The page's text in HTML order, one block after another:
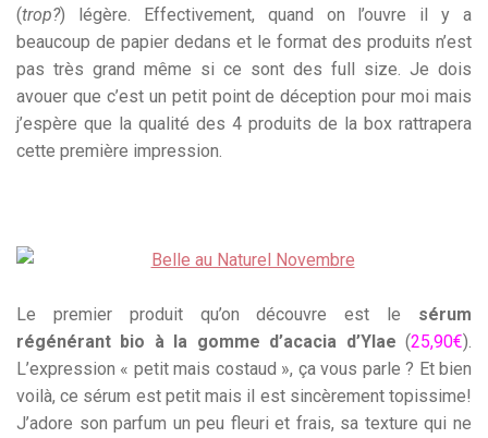
(trop?) légère. Effectivement, quand on l’ouvre il y a
beaucoup de papier dedans et le format des produits n’est
pas très grand même si ce sont des full size. Je dois
avouer que c’est un petit point de déception pour moi mais
j’espère que la qualité des 4 produits de la box rattrapera
cette première impression.
Le premier produit qu’on découvre est le sérum
régénérant bio à la gomme d’acacia d’Ylae (25,90€).
L’expression « petit mais costaud », ça vous parle ? Et bien
voilà, ce sérum est petit mais il est sincèrement topissime!
J’adore son parfum un peu fleuri et frais, sa texture qui ne